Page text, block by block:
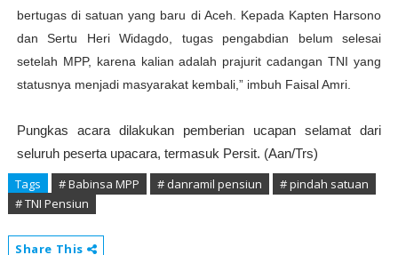
bertugas di satuan yang baru di Aceh. Kepada Kapten Harsono
dan Sertu Heri Widagdo, tugas pengabdian belum selesai
setelah MPP, karena kalian adalah prajurit cadangan TNI yang
statusnya menjadi masyarakat kembali,” imbuh Faisal Amri.
Pungkas acara dilakukan pemberian ucapan selamat dari
seluruh peserta upacara, termasuk Persit. (Aan/Trs)
Tags # Babinsa MPP # danramil pensiun
# pindah satuan
# TNI Pensiun
Share This